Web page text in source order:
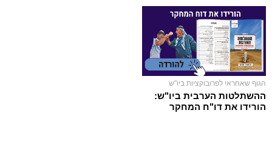
הגוף שאחראי לפרובוקציות ביו"ש
ההשתלטות הערבית ביו"ש:
הורידו את דו"ח המחקר